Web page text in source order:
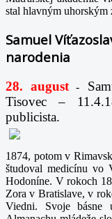
stal hlavným uhorským
Samuel
narodenia
28. august -
Tisovec –
publicista.
1874, potom v
študoval medicínu vo
Hodoníne. V rokoch
Zora v Bratislave, v
Viedni. Svoje básne